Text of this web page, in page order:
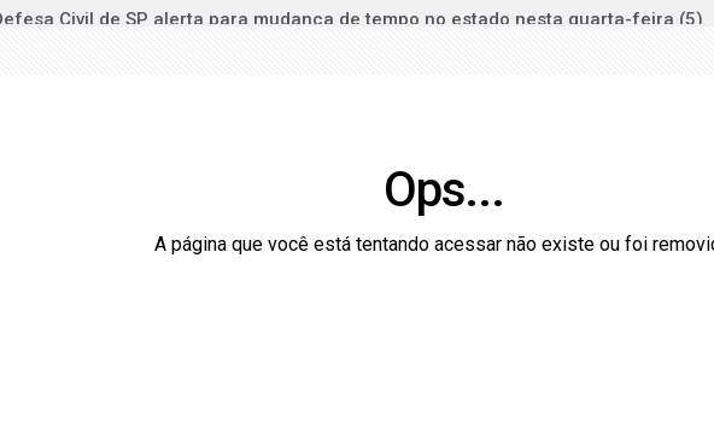
Município terá prefeito interino até realização de novas eleições
Procurador explica modelo jurídico para realização da Emapa 2026 sem recursos
Ops...
A página que você está tentando acessar não existe ou foi